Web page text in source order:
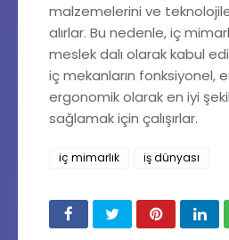
malzemelerini ve
alırlar. Bu nedenle, iç
meslek dalı olarak kabul
iç mekanların fonksiyonel,
ergonomik olarak en iyi
sağlamak için çalışırlar.
iç mimarlık iş dünyası